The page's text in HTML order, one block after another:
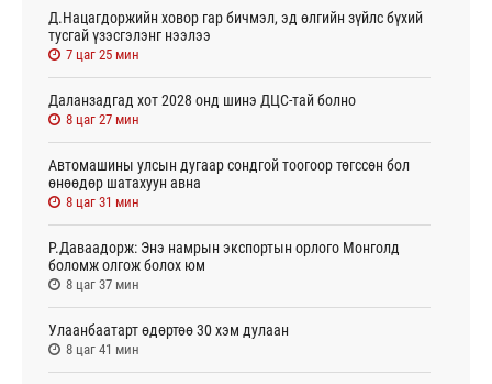
Д.Нацагдоржийн ховор гар бичмэл, эд өлгийн зүйлс бүхий
тусгай үзэсгэлэнг нээлээ
7 цаг 25 мин
Даланзадгад хот 2028 онд шинэ ДЦС-тай болно
8 цаг 27 мин
Автомашины улсын дугаар сондгой тоогоор төгссөн бол
өнөөдөр шатахуун авна
8 цаг 31 мин
Р.Даваадорж: Энэ намрын экспортын орлого Монголд
боломж олгож болох юм
8 цаг 37 мин
Улаанбаатарт өдөртөө 30 хэм дулаан
8 цаг 41 мин